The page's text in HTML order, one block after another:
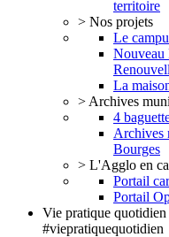
territoire
> Nos projets
Le
Nouveau
La
> Archives
4
Archives
Bourges
> L'Agglo en
Portail
Portail
Vie pratique quotidien
#viepratiquequotidien